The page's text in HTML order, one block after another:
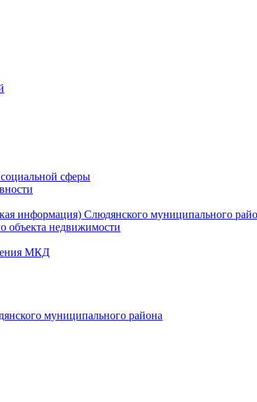
сферы
информация) Слюдянского муниципального
объекта недвижимости
МКД
муниципального района